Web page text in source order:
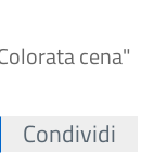
cena"
Condividi